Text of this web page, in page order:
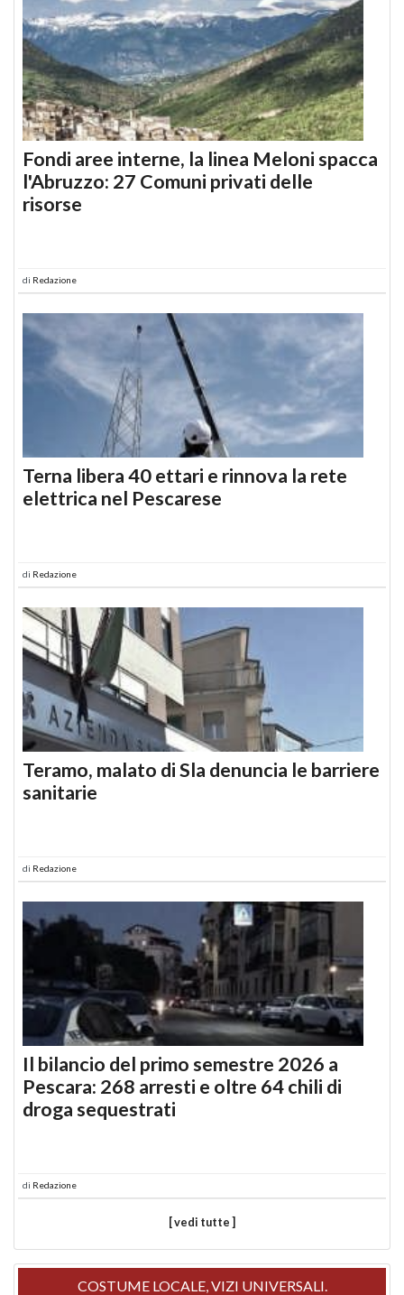
Fondi aree interne, la linea Meloni spacca
l'Abruzzo: 27 Comuni privati delle
risorse
di Redazione
Terna libera 40 ettari e rinnova la rete
elettrica nel Pescarese
di Redazione
Teramo, malato di Sla denuncia le barriere
sanitarie
di Redazione
Il bilancio del primo semestre 2026 a
Pescara: 268 arresti e oltre 64 chili di
droga sequestrati
di Redazione
[ vedi tutte ]
COSTUME LOCALE, VIZI UNIVERSALI.